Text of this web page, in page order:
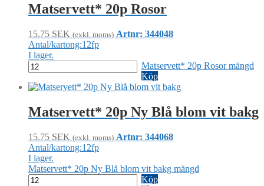
Matservett* 20p Rosor
15.75 SEK (exkl. moms) Artnr: 344048
Antal/kartong:12fp
I lager.
Matservett* 20p Rosor mängd
Köp
Matservett* 20p Ny Blå blom vit bakg
15.75 SEK (exkl. moms) Artnr: 344068
Antal/kartong:12fp
I lager.
Matservett* 20p Ny Blå blom vit bakg mängd
Köp